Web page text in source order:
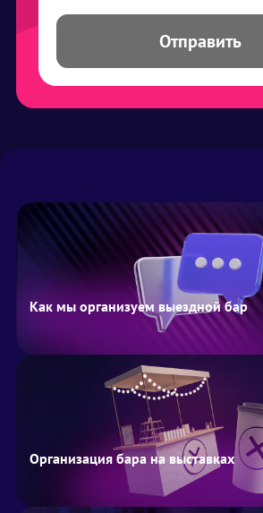
Отправить
Как мы организуем выездной бар
Организация бара на выставках